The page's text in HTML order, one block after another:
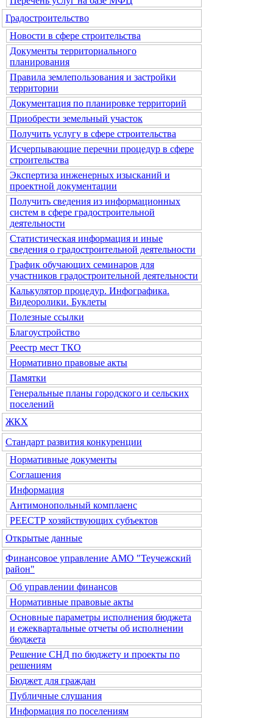
Градостроительство
Новости в сфере строительства
Документы территориального
планирования
Правила землепользования и застройки
территории
Документация по планировке территорий
Приобрести земельный участок
Получить услугу в сфере строительства
Исчерпывающие перечни процедур в сфере
строительства
Экспертиза инженерных изысканий и
проектной документации
Получить сведения из информационных
систем в сфере градостроительной
деятельности
Статистическая информация и иные
сведения о градостроительной деятельности
График обучающих семинаров для
участников градостроительной деятельности
Калькулятор процедур. Инфографика.
Видеоролики. Буклеты
Полезные ссылки
Благоустройство
Реестр мест ТКО
Нормативно правовые акты
Памятки
Генеральные планы городского и сельских
поселений
ЖКХ
Стандарт развития конкуренции
Нормативные документы
Соглашения
Информация
Антимонопольный комплаенс
РЕЕСТР хозяйствующих субъектов
Открытые данные
Финансовое управление АМО "Теучежский
район"
Об управлении финансов
Нормативные правовые акты
Основные параметры исполнения бюджета
и ежеквартальные отчеты об исполнении
бюджета
Решение СНД по бюджету и проекты по
решениям
Бюджет для граждан
Публичные слушания
Информация по поселениям